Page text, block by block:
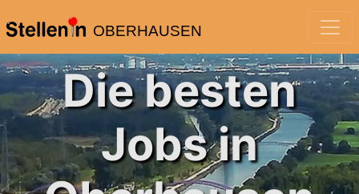
OBERHAUSEN
Die besten
Jobs in